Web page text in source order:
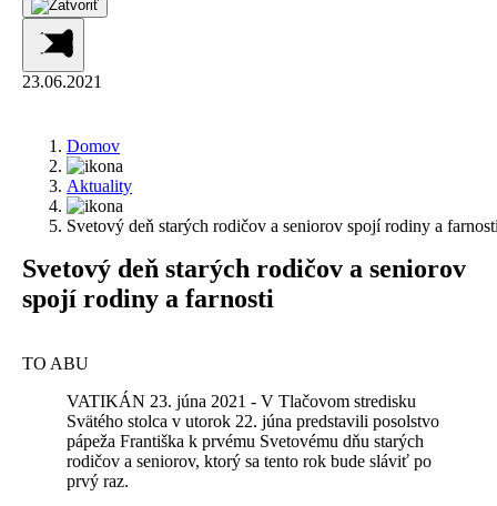
23.06.2021
Domov
Aktuality
Svetový deň starých rodičov a seniorov spojí rodiny a
Svetový deň starých rodičov a seniorov
spojí rodiny a farnosti
TO ABU
VATIKÁN 23. júna 2021 - V Tlačovom stredisku
Svätého stolca v utorok 22. júna predstavili posolstvo
pápeža Františka k prvému Svetovému dňu starých
rodičov a seniorov, ktorý sa tento rok bude sláviť po
prvý raz.